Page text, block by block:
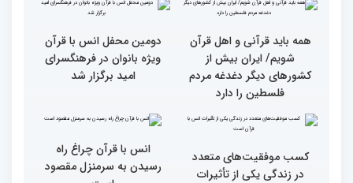
قرآن کریم (بخش دوم)
قرآن کریم (بخش اول)
گزارش تصویری بازدید
متسابقین چهلمین دوره
مسابقات بین المللی قرآن
کریم از حسینیه جماران
از ابتهال‌خوانی بداهه در
دکترخاموشی تا خوشنویسی
آیات منتخب/ حاشیه های
سومین روز مسابقات قرآن